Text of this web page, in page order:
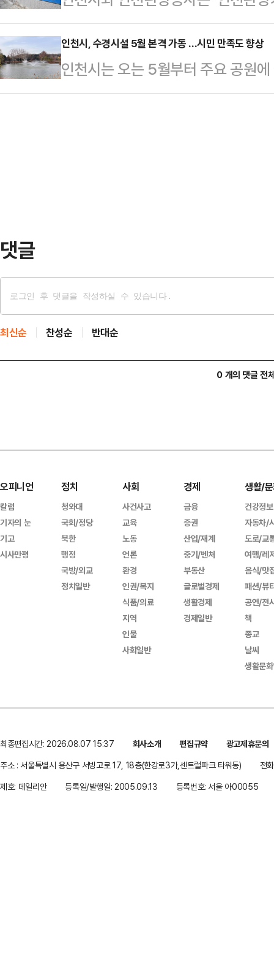
삼거리 가구단지 앞…
공인시장진흥공단의 다양한 지원
과 전통시장 및 상점가의 활성화를
인 지원정책 극대화를 위한 상호 교
상공인 지원, 소상공인 …
결과, 총 26개 사업에 18개 사를
기업의 온라인 판로 개척과 시스템
종 기업 간 협업을 통해 새로운 관광
로젝트’ 사업이다.지난 2월부터 진
인천시, 수경시설 5월 본격 가동 …시민 만족도 향상
인천시는 오는 5월부터 주요 공원
25일 밝혔다.이번에 가동되는 수경
댓글
최신순 찬성순 반대순
0 개의 댓글 전
오피니언
칼럼
기자의 눈
기고
시사만평
정치
청와대
국회/정당
북한
행정
국방/외교
정치일반
사회
사건사고
교육
노동
언론
환경
인권/복지
식품/의료
지역
인물
사회일반
경제
금융
증권
산업/재계
중기/벤처
부동산
글로벌경제
생활경제
경제일반
생활/
건강정보
자동차/
도로/교
여행/레
음식/맛
패션/뷰
공연/전
책
종교
날씨
생활문
최종편집시간: 2026.08.07 15:37 회사소개 편집규약
광고제휴문의
주소 : 서울특별시 용산구 서빙고로 17, 18층(한강로3가,센트럴파크 타워동)
전
제호: 데일리안
등록일/발행일: 2005.09.13 등록번호: 서울 아00055